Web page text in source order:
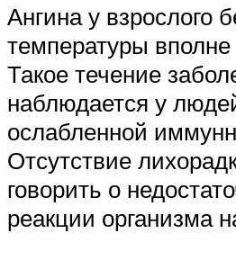
Ангина у взрослого
температуры
Такое течение
наблюдается у
ослабленной
Отсутствие
говорить о
реакции организма